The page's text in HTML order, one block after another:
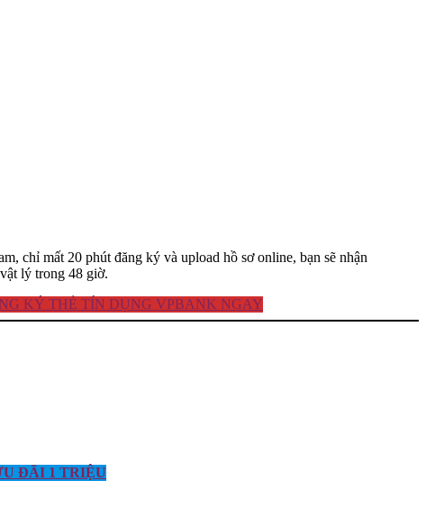
chỉ mất 20 phút đăng ký và upload hồ sơ online, bạn sẽ nhận
lý trong 48 giờ.
KÝ THẺ TÍN DỤNG VPBANK NGAY
ĐÃI 1 TRIỆU